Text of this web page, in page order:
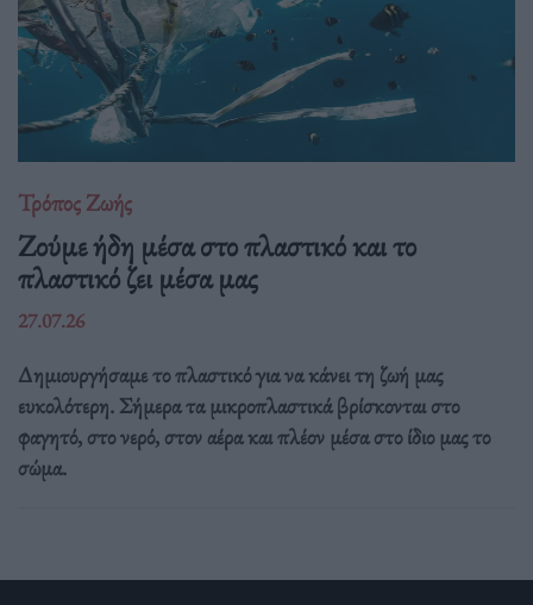
Τρόπος Ζωής
Ζούμε ήδη μέσα στο πλαστικό και το
πλαστικό ζει μέσα μας
27.07.26
Δημιουργήσαμε το πλαστικό για να κάνει τη ζωή μας
ευκολότερη. Σήμερα τα μικροπλαστικά βρίσκονται στο
φαγητό, στο νερό, στον αέρα και πλέον μέσα στο ίδιο μας το
σώμα.